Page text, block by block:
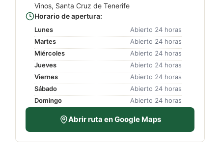
Vinos, Santa Cruz de Tenerife
Horario de apertura:
Lunes
Abierto 24 horas
Martes
Abierto 24 horas
Miércoles
Abierto 24 horas
Jueves
Abierto 24 horas
Viernes
Abierto 24 horas
Sábado
Abierto 24 horas
Domingo
Abierto 24 horas
Abrir ruta en Google Maps